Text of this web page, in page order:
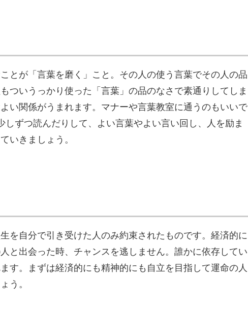
とが「言葉を磨く」こと。その人の使う言葉でその人の品
ついうっかり使った「言葉」の品のなさで素通りしてしま
い関係がうまれます。マナーや言葉教室に通うのもいいで
しずつ読んだりして、よい言葉やよい言い回し、人を励ま
いきましょう。
を自分で引き受けた人のみ約束されたものです。経済的に
と出会った時、チャンスを逃しません。誰かに依存してい
す。まずは経済的にも精神的にも自立を目指して運命の人
う。